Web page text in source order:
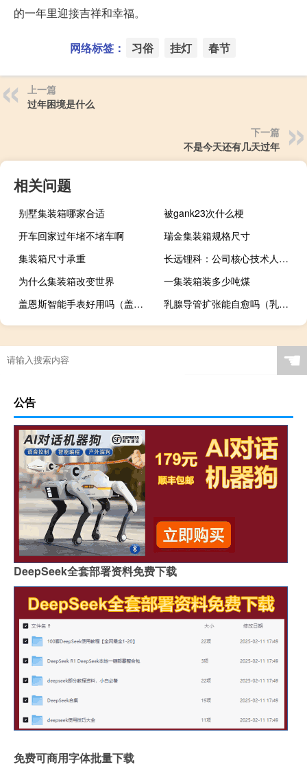
的一年里迎接吉祥和幸福。
网络标签： 习俗 挂灯 春节
上一篇
过年困境是什么
下一篇
不是今天还有几天过年
相关问题
别墅集装箱哪家合适
被gank23次什么梗
开车回家过年堵不堵车啊
瑞金集装箱规格尺寸
集装箱尺寸承重
长远锂科：公司核心技术人员李厦辞职
为什么集装箱改变世界
一集装箱装多少吨煤
盖恩斯智能手表好用吗（盖恩斯）
乳腺导管扩张能自愈吗（乳腺导管扩张）
☚
公告
DeepSeek全套部署资料免费下载
免费可商用字体批量下载